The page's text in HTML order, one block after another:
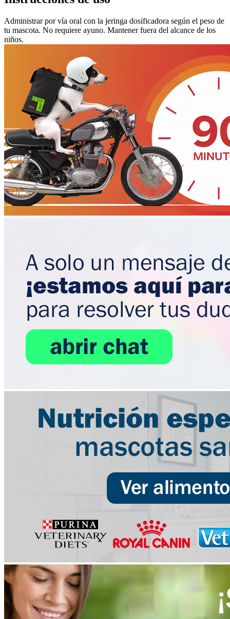
Administrar por vía oral con la jeringa dosificadora según el peso de
tu mascota. No requiere ayuno. Mantener fuera del alcance de los
niños.